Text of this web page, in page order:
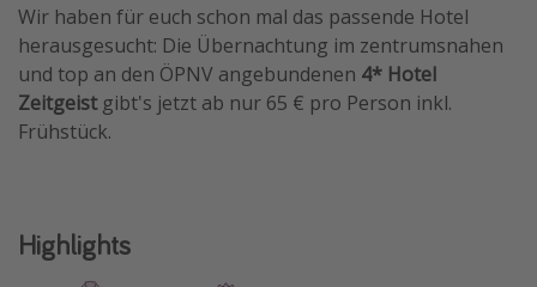
Silvesterreisen
Last Minute Urlaub Mallorca
Last Minute Urlaub Deutschland
Wir haben für euch schon mal das passende Hotel
herausgesucht: Die Übernachtung im zentrumsnahen
und top an den ÖPNV angebundenen 4* Hotel
Zeitgeistgibt's jetzt ab nur 65 € pro Person inkl.
Frühstück.
Highlights